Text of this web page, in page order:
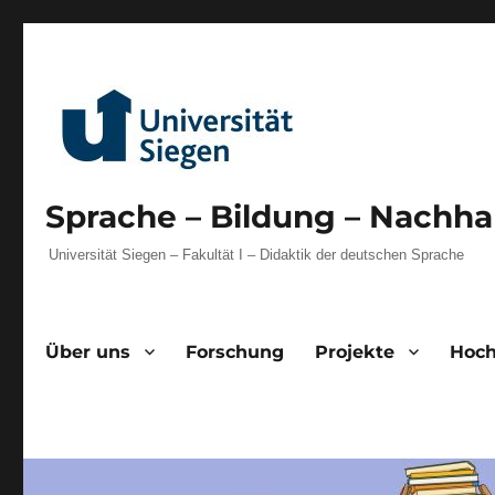
Sprache – Bildung –
Universität Siegen – Fakultät I – Didaktik der deutschen Sprache
Über uns Forschung Projekte